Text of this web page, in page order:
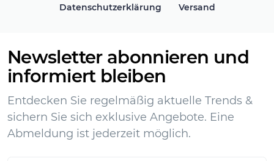
Datenschutzerklärung
Versand
Newsletter abonnieren und
informiert bleiben
Entdecken Sie regelmäßig aktuelle Trends &
sichern Sie sich exklusive Angebote. Eine
Abmeldung ist jederzeit möglich.